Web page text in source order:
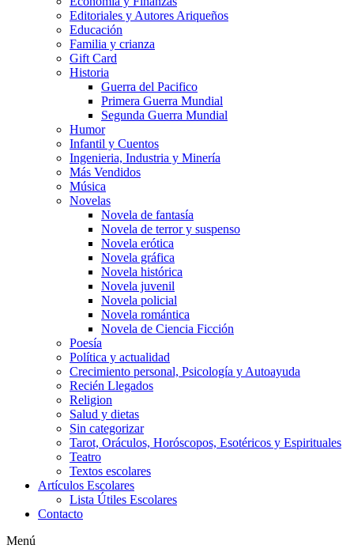
Editoriales y Autores Ariqueños
Educación
Familia y crianza
Gift Card
Historia
Guerra del Pacifico
Primera Guerra Mundial
Segunda Guerra Mundial
Humor
Infantil y Cuentos
Ingenieria, Industria y Minería
Más Vendidos
Música
Novelas
Novela de fantasía
Novela de terror y suspenso
Novela erótica
Novela gráfica
Novela histórica
Novela juvenil
Novela policial
Novela romántica
Novela de Ciencia Ficción
Poesía
Política y actualidad
Crecimiento personal, Psicología y Autoayuda
Recién Llegados
Religion
Salud y dietas
Sin categorizar
Tarot, Oráculos, Horóscopos, Esotéricos y Espirituales
Teatro
Textos escolares
Artículos Escolares
Lista Útiles Escolares
Contacto
Menú